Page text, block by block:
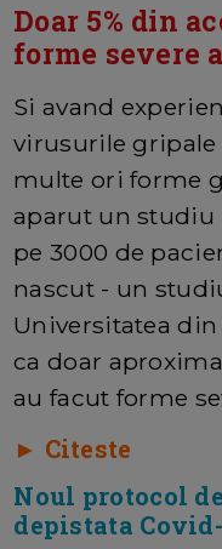
Doar 5% din
forme severe
Si avand
virusurile gripale
multe ori forme
aparut un studiu
pe 3000 de
nascut - un
Universitatea din
ca doar
au facut forme
► Citeste
Noul protocol
depistata